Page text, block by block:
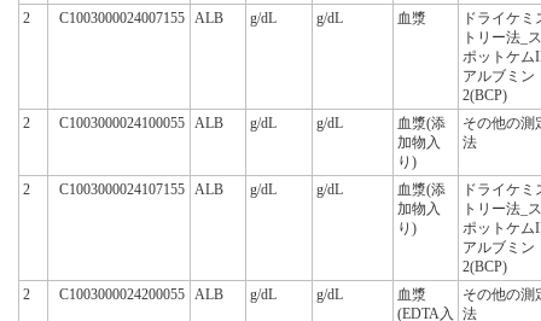
2
C1003000024007155 ALB g/dL g/dL 血漿
ドライケミ
トリー法_ス
ポットケム
アルブミン
2(BCP)
2
C1003000024100055 ALB g/dL g/dL
血漿(添
加物入
り)
その他の測
法
2 C1003000024107155 ALB g/dL g/dL
血漿(添
加物入
り)
ドライケミ
トリー法_ス
ポットケム
アルブミン
2(BCP)
2
C1003000024200055 ALB g/dL g/dL
血漿
(EDTA入
その他の測
法